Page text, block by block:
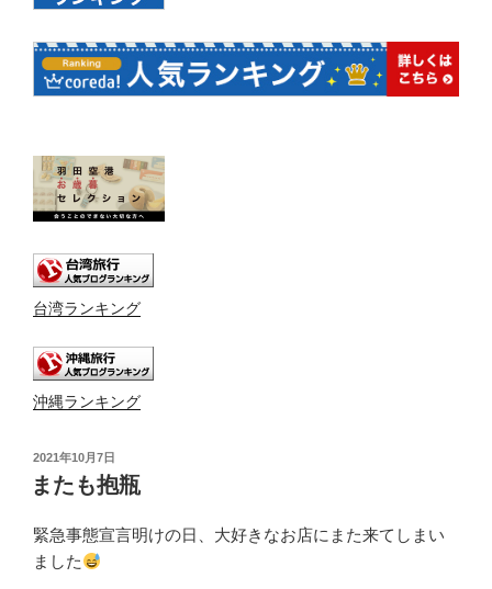
台湾ランキング
沖縄ランキング
投
稿
日:
2021年10月7日
またも抱瓶
緊急事態宣言明けの日、大好きなお店にまた来てしまい
ました